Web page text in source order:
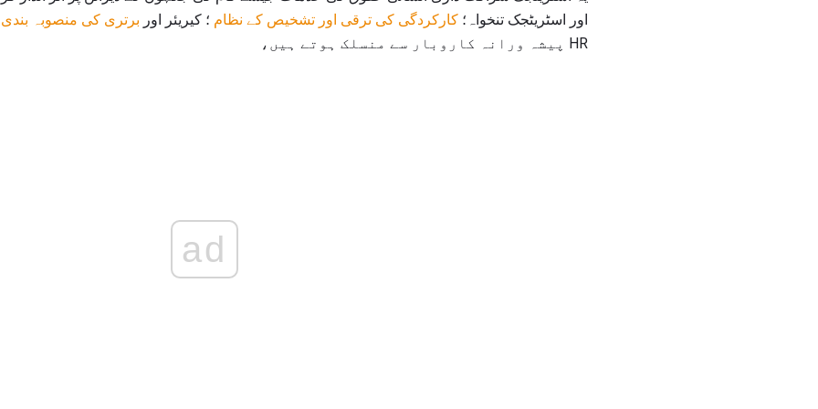
اور اسٹریٹجک تنخواہ؛ کارکردگی کی ترقی اور تشخیص کے نظام ؛ کیریئر اور برتری کی منصوبہ بندی
HR پیشہ ورانہ کاروبار سے منسلک ہوتے ہیں،
ad